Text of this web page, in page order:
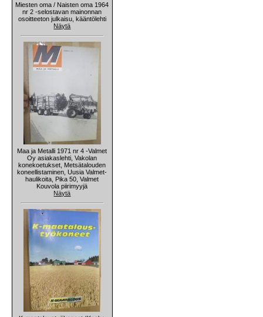
Miesten oma / Naisten oma 1964
nr 2 -selostavan mainonnan
osoitteeton julkaisu, kääntölehti
Näytä
Maa ja Metalli 1971 nr 4 -Valmet
Oy asiakaslehti, Vakolan
konekoetukset, Metsätalouden
koneellistaminen, Uusia Valmet-
haulikoita, Pika 50, Valmet
Kouvola piirimyyjä
Näytä